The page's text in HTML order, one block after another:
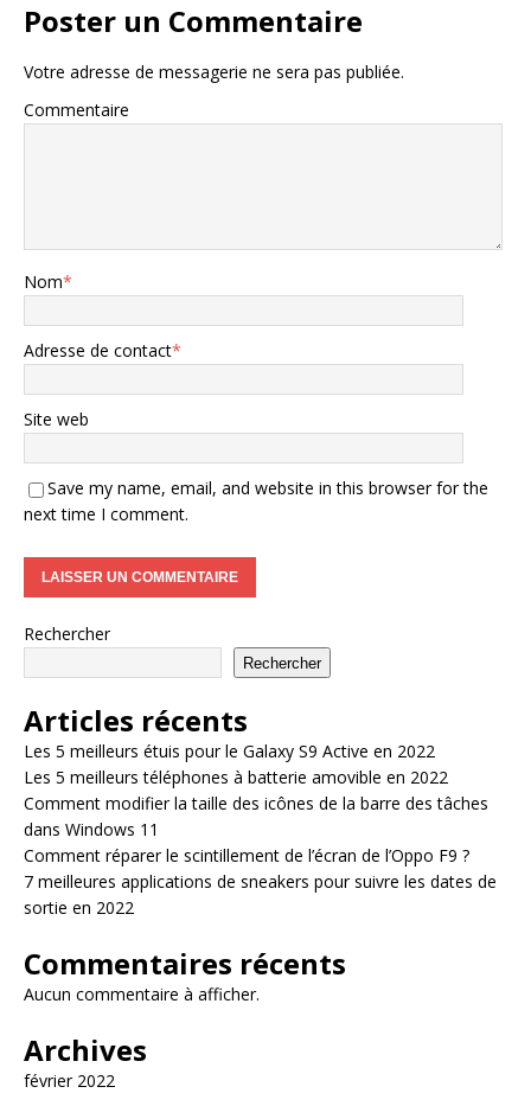
Poster un Commentaire
Votre adresse de messagerie ne sera pas publiée.
Commentaire
Nom*
Adresse de contact*
Site web
Save my name, email, and website in this browser for the
next time I comment.
Rechercher
Rechercher
Articles récents
Les 5 meilleurs étuis pour le Galaxy S9 Active en 2022
Les 5 meilleurs téléphones à batterie amovible en 2022
Comment modifier la taille des icônes de la barre des tâches
dans Windows 11
Comment réparer le scintillement de l’écran de l’Oppo F9 ?
7 meilleures applications de sneakers pour suivre les dates de
sortie en 2022
Commentaires récents
Aucun commentaire à afficher.
Archives
février 2022